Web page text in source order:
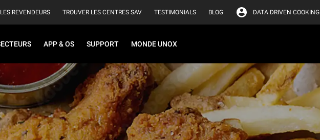
REVENDEURS TROUVER LES CENTRES SAV TESTIMONIALS BLOG DATA DRIVEN COOKING
APP & OS SUPPORT MONDE UNOX